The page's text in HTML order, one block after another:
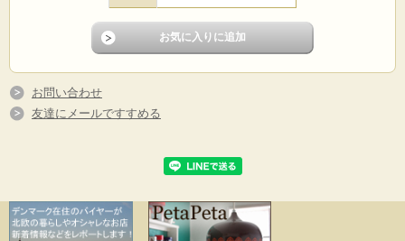
お問い合わせ
友達にメールですすめる